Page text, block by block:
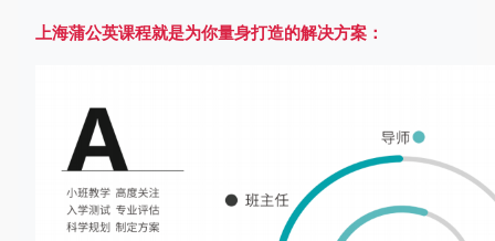
上海蒲公英课程就是为你量身打造的解决方案：